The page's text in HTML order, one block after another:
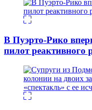
В Пуэрто-Рико
пилот реактивного